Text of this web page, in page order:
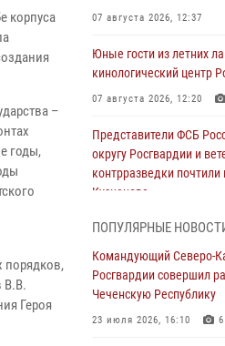
корпуса
–
годы,
порядков,
В.В.
Героя
07 августа 2026, 12:37
Юные гости из летних
кинологический центр
07 августа 2026, 12:20
Представители ФСБ
округу Росгвардии и
контрразведки
Кузнецова
Ветеран войск
Иван Пияшев – герой
армии с Александром
07 августа 2026, 12:00
ПОПУЛЯРНЫЕ
Командующий Северо-
Росгвардии совершил
Чеченскую Республику
23 июля 2026, 16:10 6